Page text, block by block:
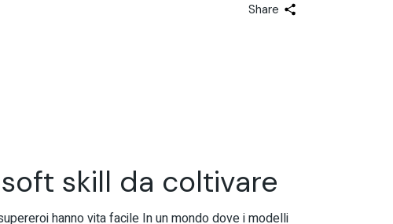
Share
skill da coltivare
hanno vita facile In un mondo dove i modelli